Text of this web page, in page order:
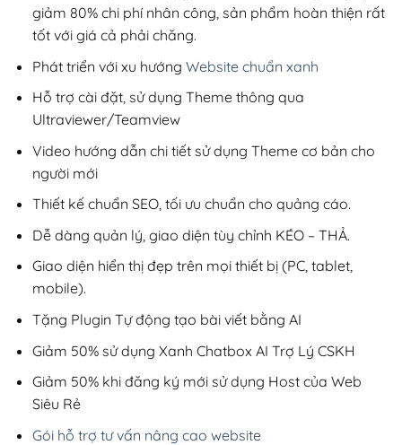
giảm 80% chi phí nhân công, sản phẩm hoàn thiện rất
tốt với giá cả phải chăng.
Phát triển với xu hướng Website chuẩn xanh
Hỗ trợ cài đặt, sử dụng Theme thông qua
Ultraviewer/Teamview
Video hướng dẫn chi tiết sử dụng Theme cơ bản cho
người mới
Thiết kế chuẩn SEO, tối ưu chuẩn cho quảng cáo.
Dễ dàng quản lý, giao diện tùy chỉnh KÉO – THẢ.
Giao diện hiển thị đẹp trên mọi thiết bị (PC, tablet,
mobile).
Tặng Plugin Tự động tạo bài viết bằng AI
Giảm 50% sử dụng Xanh Chatbox AI Trợ Lý CSKH
Giảm 50% khi đăng ký mới sử dụng Host của Web
Siêu Rẻ
Gói hỗ trợ tư vấn nâng cao website